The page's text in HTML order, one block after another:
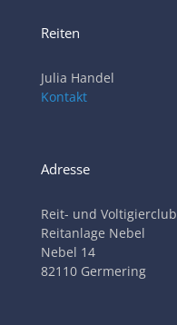
Reiten
Julia Handel
Kontakt
Adresse
Reit- und
Reitanlage Nebel
Nebel 14
82110 Germering